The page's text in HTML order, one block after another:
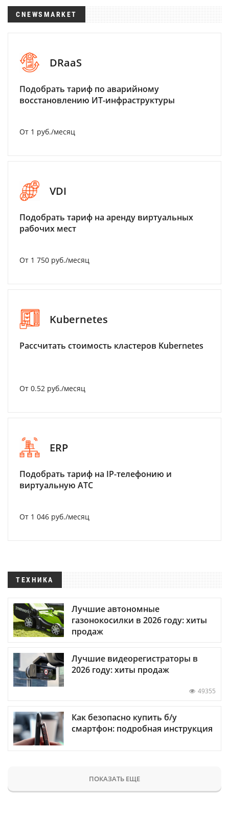
CNEWSMARKET
DRaaS
Подобрать тариф по аварийному
восстановлению ИТ-инфраструктуры
От 1 руб./месяц
VDI
Подобрать тариф на аренду виртуальных
рабочих мест
От 1 750 руб./месяц
Kubernetes
Рассчитать стоимость кластеров Kubernetes
От 0.52 руб./месяц
ERP
Подобрать тариф на IP-телефонию и
виртуальную АТС
От 1 046 руб./месяц
ТЕХНИКА
Лучшие автономные
газонокосилки в 2026 году: хиты
продаж
Лучшие видеорегистраторы в
2026 году: хиты продаж
49355
Как безопасно купить б/у
смартфон: подробная инструкция
ПОКАЗАТЬ ЕЩЕ